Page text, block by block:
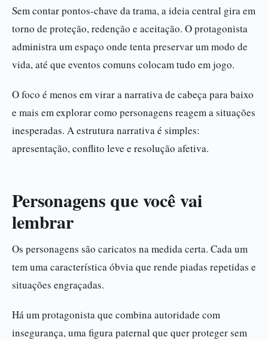
Sem contar pontos-chave da trama, a ideia central gira em
torno de proteção, redenção e aceitação. O protagonista
administra um espaço onde tenta preservar um modo de
vida, até que eventos comuns colocam tudo em jogo.
O foco é menos em virar a narrativa de cabeça para baixo
e mais em explorar como personagens reagem a situações
inesperadas. A estrutura narrativa é simples:
apresentação, conflito leve e resolução afetiva.
Personagens que você vai
lembrar
Os personagens são caricatos na medida certa. Cada um
tem uma característica óbvia que rende piadas repetidas e
situações engraçadas.
Há um protagonista que combina autoridade com
insegurança, uma figura paternal que quer proteger sem